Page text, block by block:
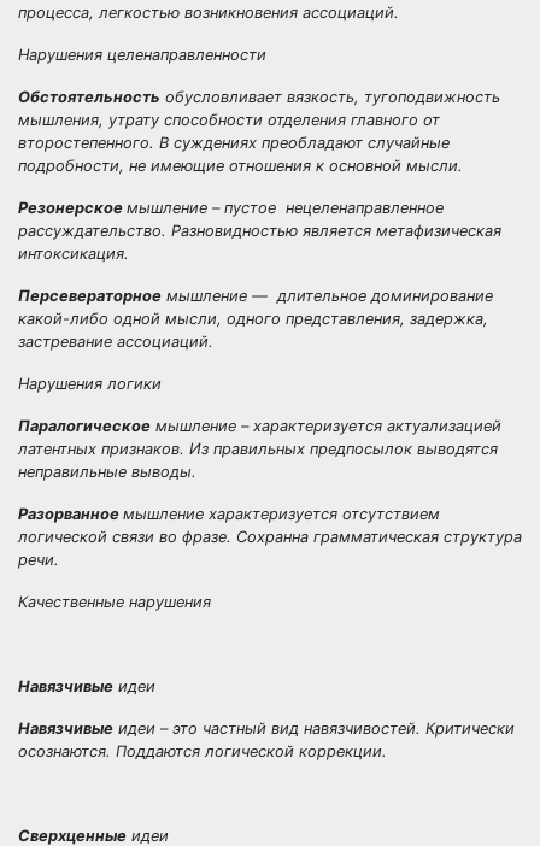
процесса, легкостью возникновения ассоциаций.
Нарушения целенаправленности
Обстоятельность обусловливает вязкость, тугоподвижность
мышления, утрату способности отделения главного от
второстепенного. В суждениях преобладают случайные
подробности, не имеющие отношения к основной мысли.
Резонерское мышление – пустое нецеленаправленное
рассуждательство. Разновидностью является метафизическая
интоксикация.
Персевераторное мышление — длительное доминирование
какой-либо одной мысли, одного представления, задержка,
застревание ассоциаций.
Нарушения логики
Паралогическое мышление – характеризуется актуализацией
латентных признаков. Из правильных предпосылок выводятся
неправильные выводы.
Разорванное мышление характеризуется отсутствием
логической связи во фразе. Сохранна грамматическая структура
речи.
Качественные нарушения
Навязчивые идеи
Навязчивые идеи – это частный вид навязчивостей. Критически
осознаются. Поддаются логической коррекции.
Сверхценные идеи